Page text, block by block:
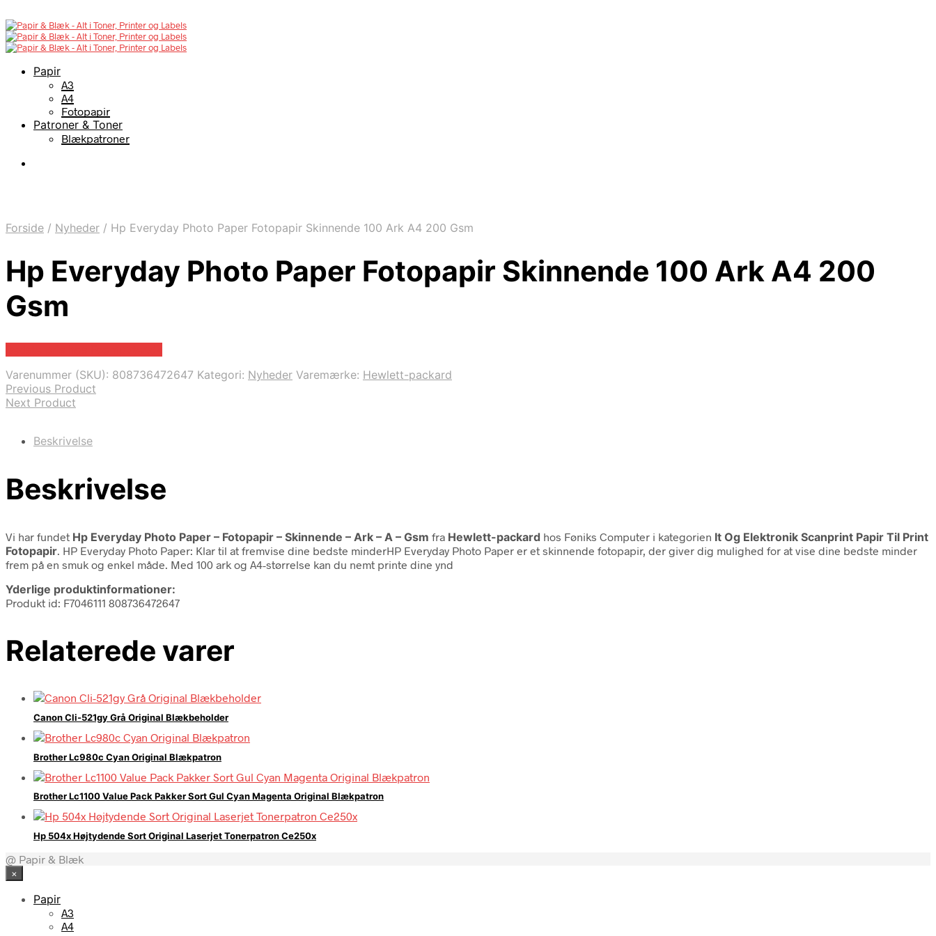
Papir
A3
A4
Fotopapir
Patroner & Toner
Blækpatroner
Forside / Nyheder / Hp Everyday Photo Paper Fotopapir Skinnende 100 Ark A4 200 Gsm
Hp Everyday Photo Paper Fotopapir Skinnende 100 Ark A4 200
Gsm
Varenummer (SKU): 808736472647 Kategori: Nyheder Varemærke: Hewlett-packard
Previous Product
Next Product
Beskrivelse
Beskrivelse
Vi har fundet Hp Everyday Photo Paper – Fotopapir – Skinnende – Ark – A – Gsm fra Hewlett-packard hos Føniks Computer i kategorien It Og Elektronik Scanprint Papir Til Print
Fotopapir . HP Everyday Photo Paper: Klar til at fremvise dine bedste minderHP Everyday Photo Paper er et skinnende fotopapir, der giver dig mulighed for at vise dine bedste minder
frem på en smuk og enkel måde. Med 100 ark og A4-størrelse kan du nemt printe dine ynd
Yderlige produktinformationer:
Produkt id: F7046111 808736472647
Relaterede varer
Canon Cli-521gy Grå Original Blækbeholder
Brother Lc980c Cyan Original Blækpatron
Brother Lc1100 Value Pack Pakker Sort Gul Cyan Magenta Original Blækpatron
Hp 504x Højtydende Sort Original Laserjet Tonerpatron Ce250x
@ Papir & Blæk
×
Papir
A3
A4